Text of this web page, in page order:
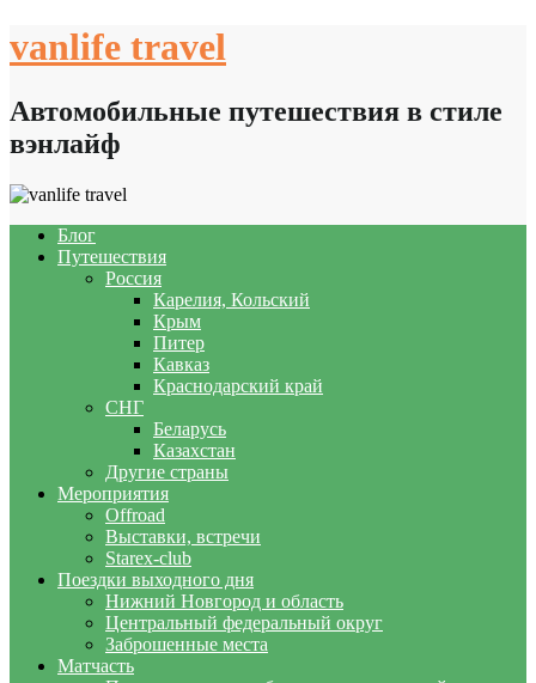
to
vanlife travel
Автомобильные путешествия в стиле
вэнлайф
Блог
Путешествия
Россия
Карелия, Кольский
Крым
Питер
Кавказ
Краснодарский край
СНГ
Беларусь
Казахстан
Другие страны
Мероприятия
Offroad
Выставки, встречи
Starex-club
Поездки выходного дня
Нижний Новгород и область
Центральный федеральный округ
Заброшенные места
Матчасть